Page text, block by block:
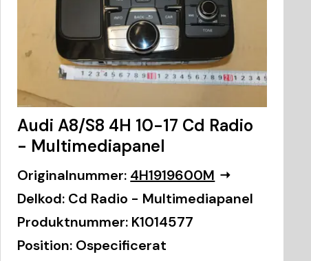
Audi A8/S8 4H 10-17 Cd Radio
- Multimediapanel
Originalnummer: 4H1919600M
Delkod: Cd Radio - Multimediapanel
Produktnummer: K1014577
Position: Ospecificerat